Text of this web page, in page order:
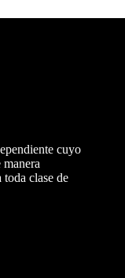
cuyo
clase de